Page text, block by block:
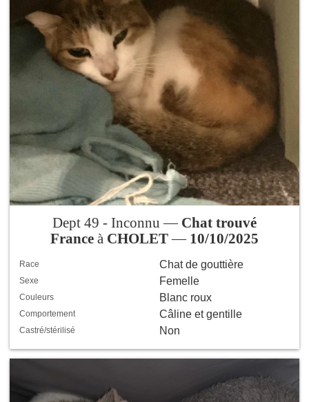
Dept 49 - Inconnu — Chat trouvé
France à CHOLET— 10/10/2025
Race Chat de gouttière
Sexe Femelle
Couleurs Blanc roux
Comportement Câline et gentille
Castré/stérilisé Non